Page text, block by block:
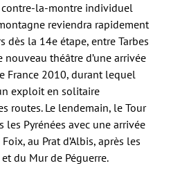
contre-la-montre individuel
reviendra rapidement
dès la 14e étape, entre Tarbes
théâtre d’une arrivée
France 2010, durant lequel
exploit en solitaire
routes. Le lendemain, le Tour
Pyrénées avec une arrivée
au Prat d’Albis, après les
du Mur de Péguerre.